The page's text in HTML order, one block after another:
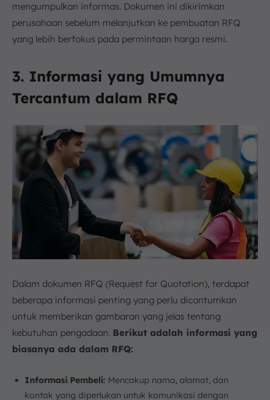
mengumpulkan informas. Dokumen ini dikirimkan
perusahaan sebelum melanjutkan ke pembuatan RFQ
yang lebih berfokus pada permintaan harga resmi.
3. Informasi yang Umumnya
Tercantum dalam RFQ
Dalam dokumen RFQ (Request for Quotation), terdapat
beberapa informasi penting yang perlu dicantumkan
untuk memberikan gambaran yang jelas tentang
kebutuhan pengadaan. Berikut adalah informasi yang
biasanya ada dalam RFQ:
Informasi Pembeli: Mencakup nama, alamat, dan
kontak yang diperlukan untuk komunikasi dengan